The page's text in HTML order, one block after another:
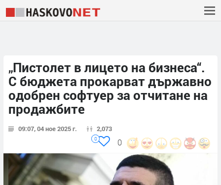
„Пистолет в лицето на бизнеса“.
С бюджета прокарват държавно
одобрен софтуер за отчитане на
продажбите
09:07, 04 ное 2025 г. 2,073
0
0